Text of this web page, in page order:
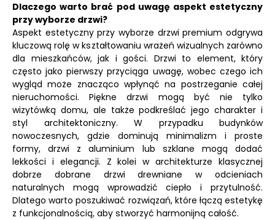
Dlaczego warto brać pod uwagę aspekt estetyczny
przy wyborze drzwi?
Aspekt estetyczny przy wyborze drzwi premium odgrywa
kluczową rolę w kształtowaniu wrażeń wizualnych zarówno
dla mieszkańców, jak i gości. Drzwi to element, który
często jako pierwszy przyciąga uwagę, wobec czego ich
wygląd może znacząco wpłynąć na postrzeganie całej
nieruchomości. Piękne drzwi mogą być nie tylko
wizytówką domu, ale także podkreślać jego charakter i
styl architektoniczny. W przypadku budynków
nowoczesnych, gdzie dominują minimalizm i proste
formy, drzwi z aluminium lub szklane mogą dodać
lekkości i elegancji. Z kolei w architekturze klasycznej
dobrze dobrane drzwi drewniane w odcieniach
naturalnych mogą wprowadzić ciepło i przytulność.
Dlatego warto poszukiwać rozwiązań, które łączą estetykę
z funkcjonalnością, aby stworzyć harmonijną całość.